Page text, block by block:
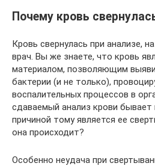
Почему кровь
Кровь свернулась при анализе,
врач. Вы же знаете, что кровь
материалом, позволяющим
бактерии (и не только),
воспалительных процессов в
сдаваемый анализ крови бывает
причиной тому является ее
она происходит?
Особенно неудача при